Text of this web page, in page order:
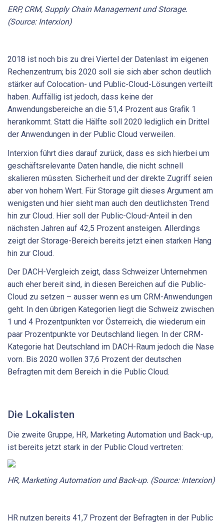
ERP, CRM, Supply Chain Management und Storage.
(Source: Interxion)
2018 ist noch bis zu drei Viertel der Datenlast im eigenen
Rechenzentrum; bis 2020 soll sie sich aber schon deutlich
stärker auf Colocation- und Public-Cloud-Lösungen verteilt
haben. Auffällig ist jedoch, dass keine der
Anwendungsbereiche an die 51,4 Prozent aus Grafik 1
herankommt. Statt die Hälfte soll 2020 lediglich ein Drittel
der Anwendungen in der Public Cloud verweilen.
Interxion führt dies darauf zurück, dass es sich hierbei um
geschäftsrelevante Daten handle, die nicht schnell
skalieren müssten. Sicherheit und der direkte Zugriff seien
aber von hohem Wert. Für Storage gilt dieses Argument am
wenigsten und hier sieht man auch den deutlichsten Trend
hin zur Cloud. Hier soll der Public-Cloud-Anteil in den
nächsten Jahren auf 42,5 Prozent ansteigen. Allerdings
zeigt der Storage-Bereich bereits jetzt einen starken Hang
hin zur Cloud.
Der DACH-Vergleich zeigt, dass Schweizer Unternehmen
auch eher bereit sind, in diesen Bereichen auf die Public-
Cloud zu setzen – ausser wenn es um CRM-Anwendungen
geht. In den übrigen Kategorien liegt die Schweiz zwischen
1 und 4 Prozentpunkten vor Österreich, die wiederum ein
paar Prozentpunkte vor Deutschland liegen. In der CRM-
Kategorie hat Deutschland im DACH-Raum jedoch die Nase
vorn. Bis 2020 wollen 37,6 Prozent der deutschen
Befragten mit dem Bereich in die Public Cloud.
Die Lokalisten
Die zweite Gruppe, HR, Marketing Automation und Back-up,
ist bereits jetzt stark in der Public Cloud vertreten:
HR, Marketing Automation und Back-up. (Source: Interxion)
HR nutzen bereits 41,7 Prozent der Befragten in der Public